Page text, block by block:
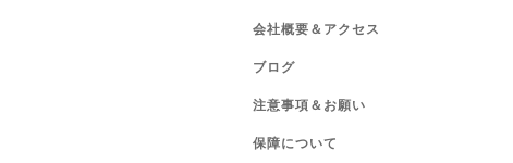
会社概要＆アクセス
ブログ
注意事項＆お願い
保障について